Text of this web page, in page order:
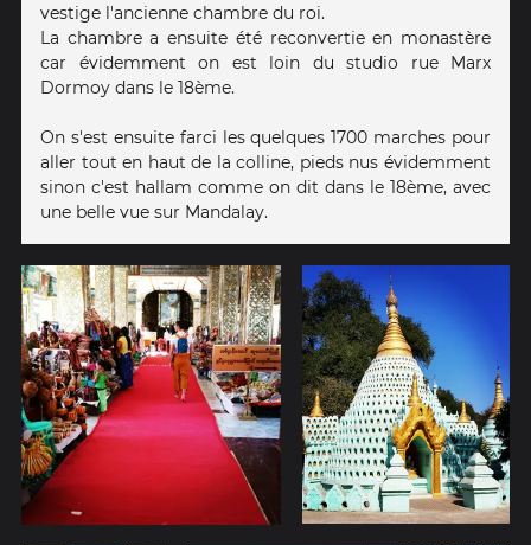
vestige l'ancienne chambre du roi.
La chambre a ensuite été reconvertie en monastère
car évidemment on est loin du studio rue Marx
Dormoy dans le 18ème.
On s'est ensuite farci les quelques 1700 marches pour
aller tout en haut de la colline, pieds nus évidemment
sinon c'est hallam comme on dit dans le 18ème, avec
une belle vue sur Mandalay.